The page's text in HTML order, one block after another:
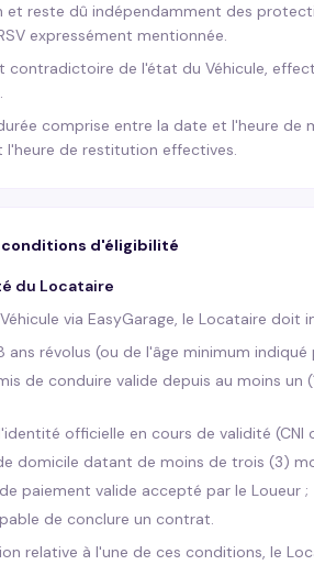
et reste dû indépendamment des
expressément mentionnée.
contradictoire de l'état du Véhicule,
comprise entre la date et l'heure de
l'heure de restitution effectives.
d'éligibilité
du Locataire
via EasyGarage, le Locataire doit
ans révolus (ou de l'âge minimum indiqué
de conduire valide depuis au moins un
officielle en cours de validité (CNI
domicile datant de moins de trois (3)
paiement valide accepté par le Loueur ;
de conclure un contrat.
relative à l'une de ces conditions, le